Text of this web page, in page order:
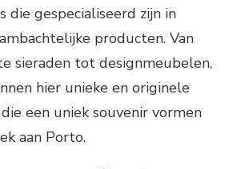
die gespecialiseerd zijn in
producten. Van
sieraden tot designmeubelen,
hier unieke en originele
een uniek souvenir vormen
aan Porto.